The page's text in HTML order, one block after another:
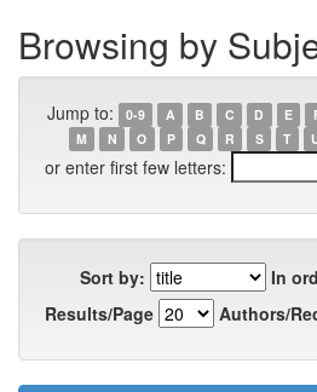
Browsing by
Jump to: 0-9 A B C D E
M
N O P Q R S T
or enter first few letters:
Sort by:
In
Results/Page
Authors/